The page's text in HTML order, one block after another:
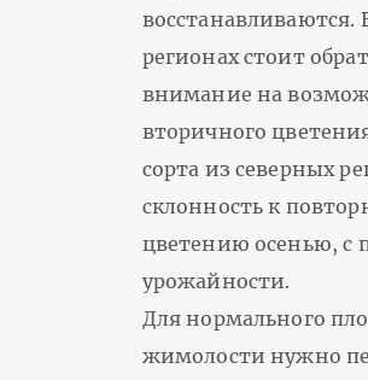
регионах стоит
внимание на
вторичного
сорта из северных
склонность к
цветению осенью, с
урожайности.
Для нормального
жимолости нужно